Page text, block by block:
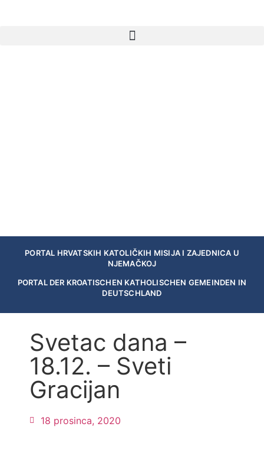
PORTAL HRVATSKIH KATOLIČKIH MISIJA I ZAJEDNICA U
NJEMAČKOJ
PORTAL DER KROATISCHEN KATHOLISCHEN GEMEINDEN IN
DEUTSCHLAND
Svetac dana –
18.12. – Sveti
Gracijan
18 prosinca, 2020